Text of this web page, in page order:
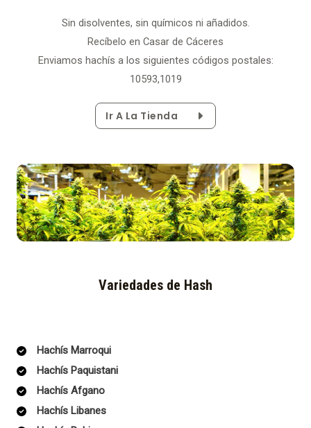
Sin disolventes, sin químicos ni añadidos.
Recíbelo en Casar de Cáceres
Enviamos hachís a los siguientes códigos postales:
10593,1019
Ir A La Tienda
Variedades de Hash
Hachís Marroqui
Hachís Paquistani
Hachís Afgano
Hachís Libanes